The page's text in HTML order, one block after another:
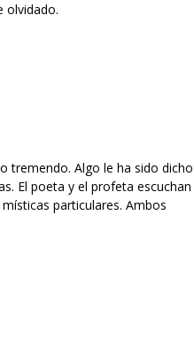
tremendo. Algo le ha sido
El poeta y el profeta escuchan
particulares. Ambos